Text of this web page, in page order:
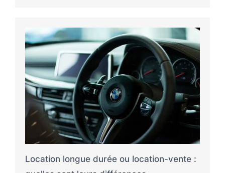
Location longue durée ou location-vente :